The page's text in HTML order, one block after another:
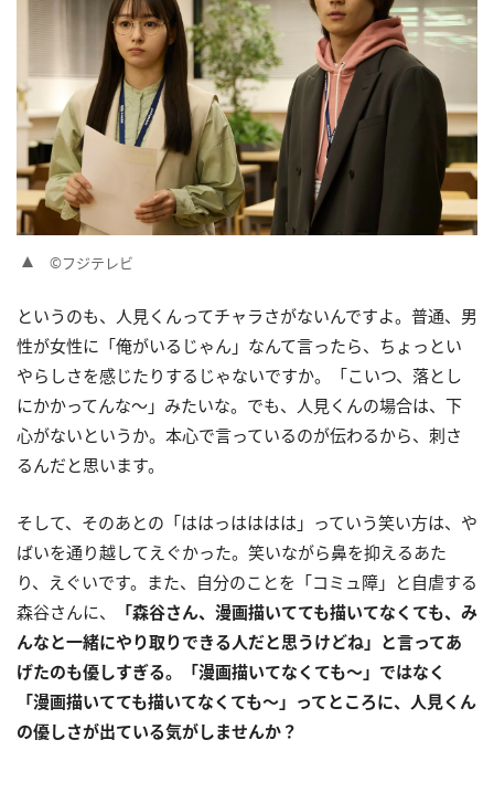
©フジテレビ
というのも、人見くんってチャラさがないんですよ。普通、男
性が女性に「俺がいるじゃん」なんて言ったら、ちょっとい
やらしさを感じたりするじゃないですか。「こいつ、落とし
にかかってんな〜」みたいな。でも、人見くんの場合は、下
心がないというか。本心で言っているのが伝わるから、刺さ
るんだと思います。
そして、そのあとの「ははっはははは」っていう笑い方は、や
ばいを通り越してえぐかった。笑いながら鼻を抑えるあた
り、えぐいです。また、自分のことを「コミュ障」と自虐する
森谷さんに、
「森谷さん、漫画描いてても描いてなくても、み
んなと一緒にやり取りできる人だと思うけどね」と言ってあ
げたのも優しすぎる。「漫画描いてなくても〜」ではなく
「漫画描いてても描いてなくても〜」ってところに、人見くん
の優しさが出ている気がしませんか？